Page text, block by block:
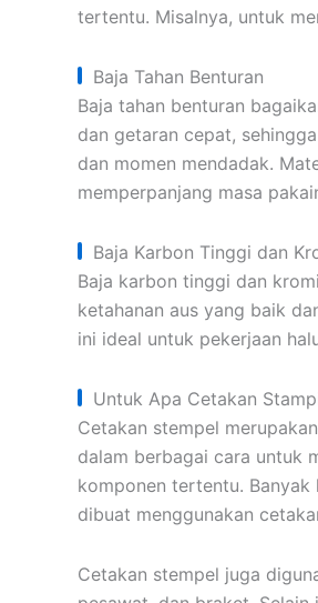
tertentu. Misalnya, untuk
Baja Tahan Benturan
Baja tahan benturan
dan getaran cepat,
dan momen mendadak.
memperpanjang masa
Baja Karbon Tinggi dan
Baja karbon tinggi dan
ketahanan aus yang baik
ini ideal untuk pekerjaan
Untuk Apa Cetakan
Cetakan stempel
dalam berbagai cara untuk
komponen tertentu.
dibuat menggunakan
Cetakan stempel juga